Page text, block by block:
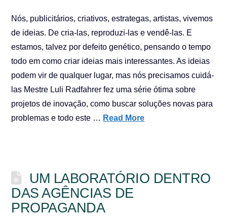
Nós, publicitários, criativos, estrategas, artistas, vivemos
de ideias. De cria-las, reproduzi-las e vendê-las. E
estamos, talvez por defeito genético, pensando o tempo
todo em como criar ideias mais interessantes. As ideias
podem vir de qualquer lugar, mas nós precisamos cuidá-
las Mestre Luli Radfahrer fez uma série ótima sobre
projetos de inovação, como buscar soluções novas para
problemas e todo este … Read More
UM LABORATÓRIO DENTRO
DAS AGÊNCIAS DE
PROPAGANDA